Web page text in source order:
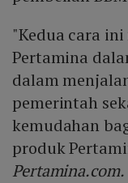
"Kedua cara
Pertamina
dalam
pemerintah
kemudahan
produk
Pertamina.com.